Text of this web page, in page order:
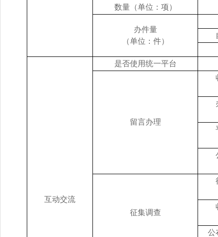
数量（单位：项）
办件量
（单位：件）
互动交流
是否使用统一平台
留言办理
征集调查
公